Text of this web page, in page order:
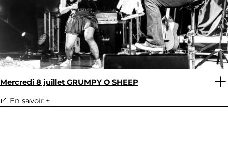
Mercredi 8 juillet GRUMPY O SHEEP
En savoir +